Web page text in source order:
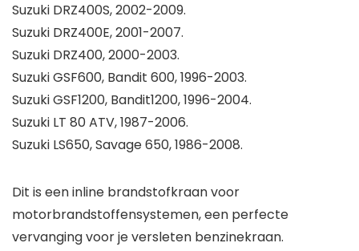
Suzuki DRZ400S, 2002-2009.
Suzuki DRZ400E, 2001-2007.
Suzuki DRZ400, 2000-2003.
Suzuki GSF600, Bandit 600, 1996-2003.
Suzuki GSF1200, Bandit1200, 1996-2004.
Suzuki LT 80 ATV, 1987-2006.
Suzuki LS650, Savage 650, 1986-2008.
Dit is een inline brandstofkraan voor
motorbrandstoffensystemen, een perfecte
vervanging voor je versleten benzinekraan.